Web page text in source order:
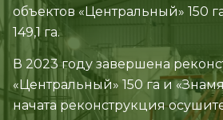
объектов «Центральный» 150
149,1 га.
В 2023 году завершена
«Центральный» 150 га и «Знамя
начата реконструкция